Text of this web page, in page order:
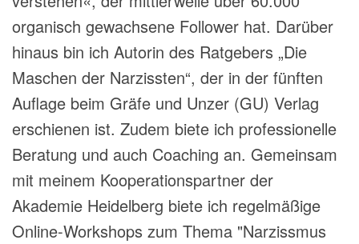
organisch gewachsene Follower hat. Darüber
hinaus bin ich Autorin des Ratgebers „Die
Maschen der Narzissten“, der in der fünften
Auflage beim Gräfe und Unzer (GU) Verlag
erschienen ist. Zudem biete ich professionelle
Beratung und auch Coaching an. Gemeinsam
mit meinem Kooperationspartner der
Akademie Heidelberg biete ich regelmäßige
Online-Workshops zum Thema "Narzissmus